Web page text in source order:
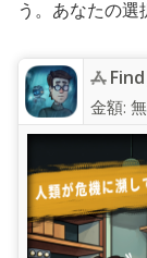
う。あなたの選
金額: